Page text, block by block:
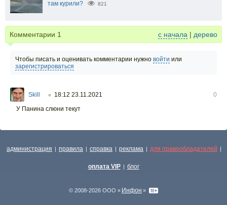
там курили?
821
Комментарии 1 с начала | дерево
Чтобы писать и оценивать комментарии нужно войти или
зарегистрироваться
Skill ○ 18:12 23.11.2021
0
У Панина слюни текут
администрация | правила | справка | реклама | для правообладателей |
оплата VIP | блог
© 2008-2026 ООО « Инфон »